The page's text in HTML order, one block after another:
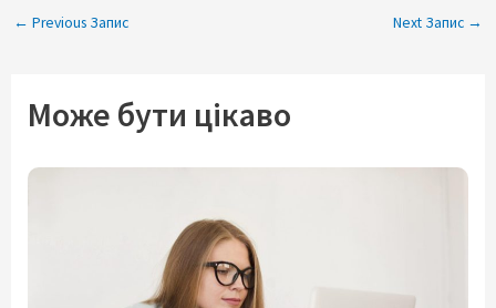
← Previous Запис Next Запис →
Може бути цікаво